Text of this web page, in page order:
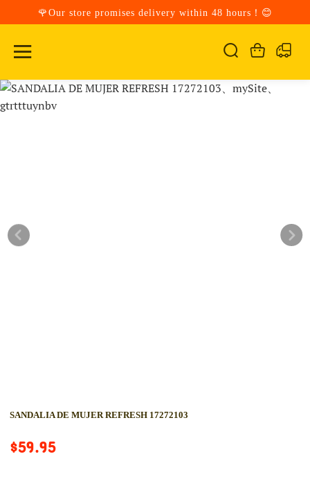
🌹Our store promises delivery within 48 hours！😊
SANDALIA DE MUJER REFRESH 17272103
$59.95